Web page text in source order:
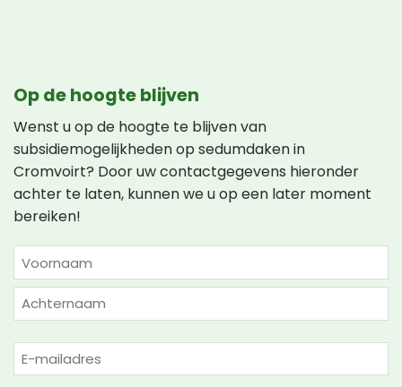
Op de hoogte blijven
Wenst u op de hoogte te blijven van
subsidiemogelijkheden op sedumdaken in
Cromvoirt? Door uw contactgegevens hieronder
achter te laten, kunnen we u op een later moment
bereiken!
NAAM
(VEREIST)
Voornaam
E-
mailadres